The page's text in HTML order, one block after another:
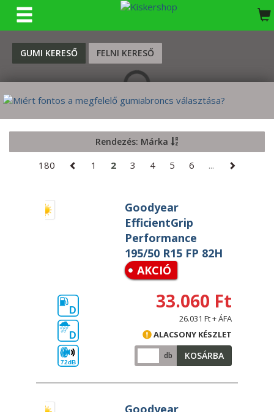
GUMI KERESŐ FELNI KERESŐ
Rendezés: Márka
180 1 2 3 4 5 6 ...
Goodyear
EfficientGrip
Performance
195/50 R15 FP 82H
AKCIÓ
D
D
72dB
33.060 Ft
26.031 Ft + ÁFA
ALACSONY KÉSZLET
db KOSÁRBA
Goodyear